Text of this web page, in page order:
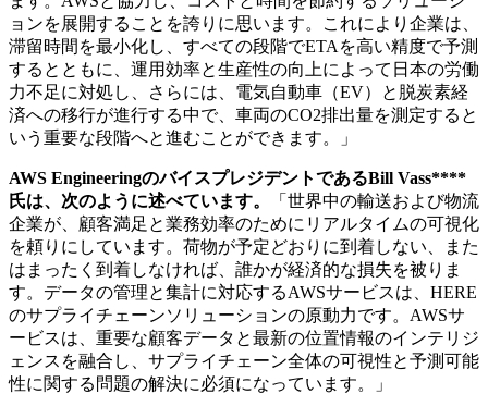
ョンを展開することを誇りに思います。これにより企業は、
滞留時間を最小化し、すべての段階でETAを高い精度で予測
するとともに、運用効率と生産性の向上によって日本の労働
力不足に対処し、さらには、電気自動車（EV）と脱炭素経
済への移行が進行する中で、車両のCO2排出量を測定すると
いう重要な段階へと進むことができます。」
AWS EngineeringのバイスプレジデントであるBill Vass****
氏は、次のように述べています。
「世界中の輸送および物流
企業が、顧客満足と業務効率のためにリアルタイムの可視化
を頼りにしています。荷物が予定どおりに到着しない、また
はまったく到着しなければ、誰かが経済的な損失を被りま
す。データの管理と集計に対応するAWSサービスは、HERE
のサプライチェーンソリューションの原動力です。AWSサ
ービスは、重要な顧客データと最新の位置情報のインテリジ
ェンスを融合し、サプライチェーン全体の可視性と予測可能
性に関する問題の解決に必須になっています。」